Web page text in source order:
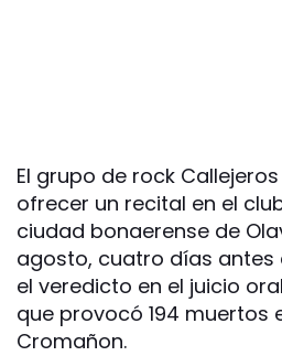
El grupo de rock
ofrecer un recital en el
ciudad bonaerense de
agosto, cuatro días antes
el veredicto en el juicio
que provocó 194 muertos
Cromañon.